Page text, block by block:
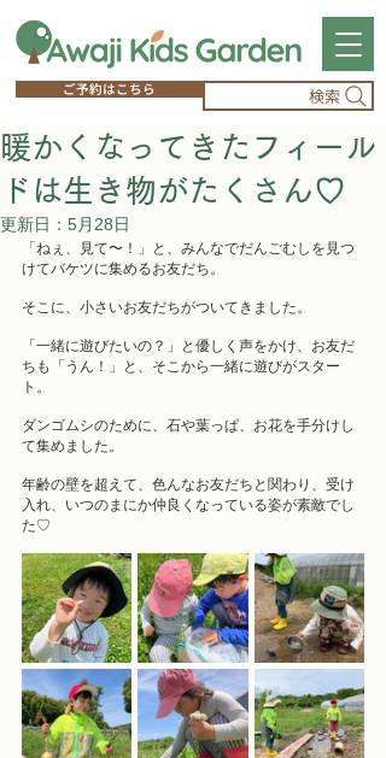
ご予約はこちら 検索
暖かくなってきたフィール
ドは生き物がたくさん♡
更新日： 5月28日
「ねぇ、見て〜！」と、みんなでだんごむしを見つ
けてバケツに集めるお友だち。
そこに、小さいお友だちがついてきました。
「一緒に遊びたいの？」と優しく声をかけ、お友だ
ちも「うん！」と、そこから一緒に遊びがスター
ト。
ダンゴムシのために、石や葉っぱ、お花を手分けし
て集めました。
年齢の壁を超えて、色んなお友だちと関わり、受け
入れ、いつのまにか仲良くなっている姿が素敵でし
た♡